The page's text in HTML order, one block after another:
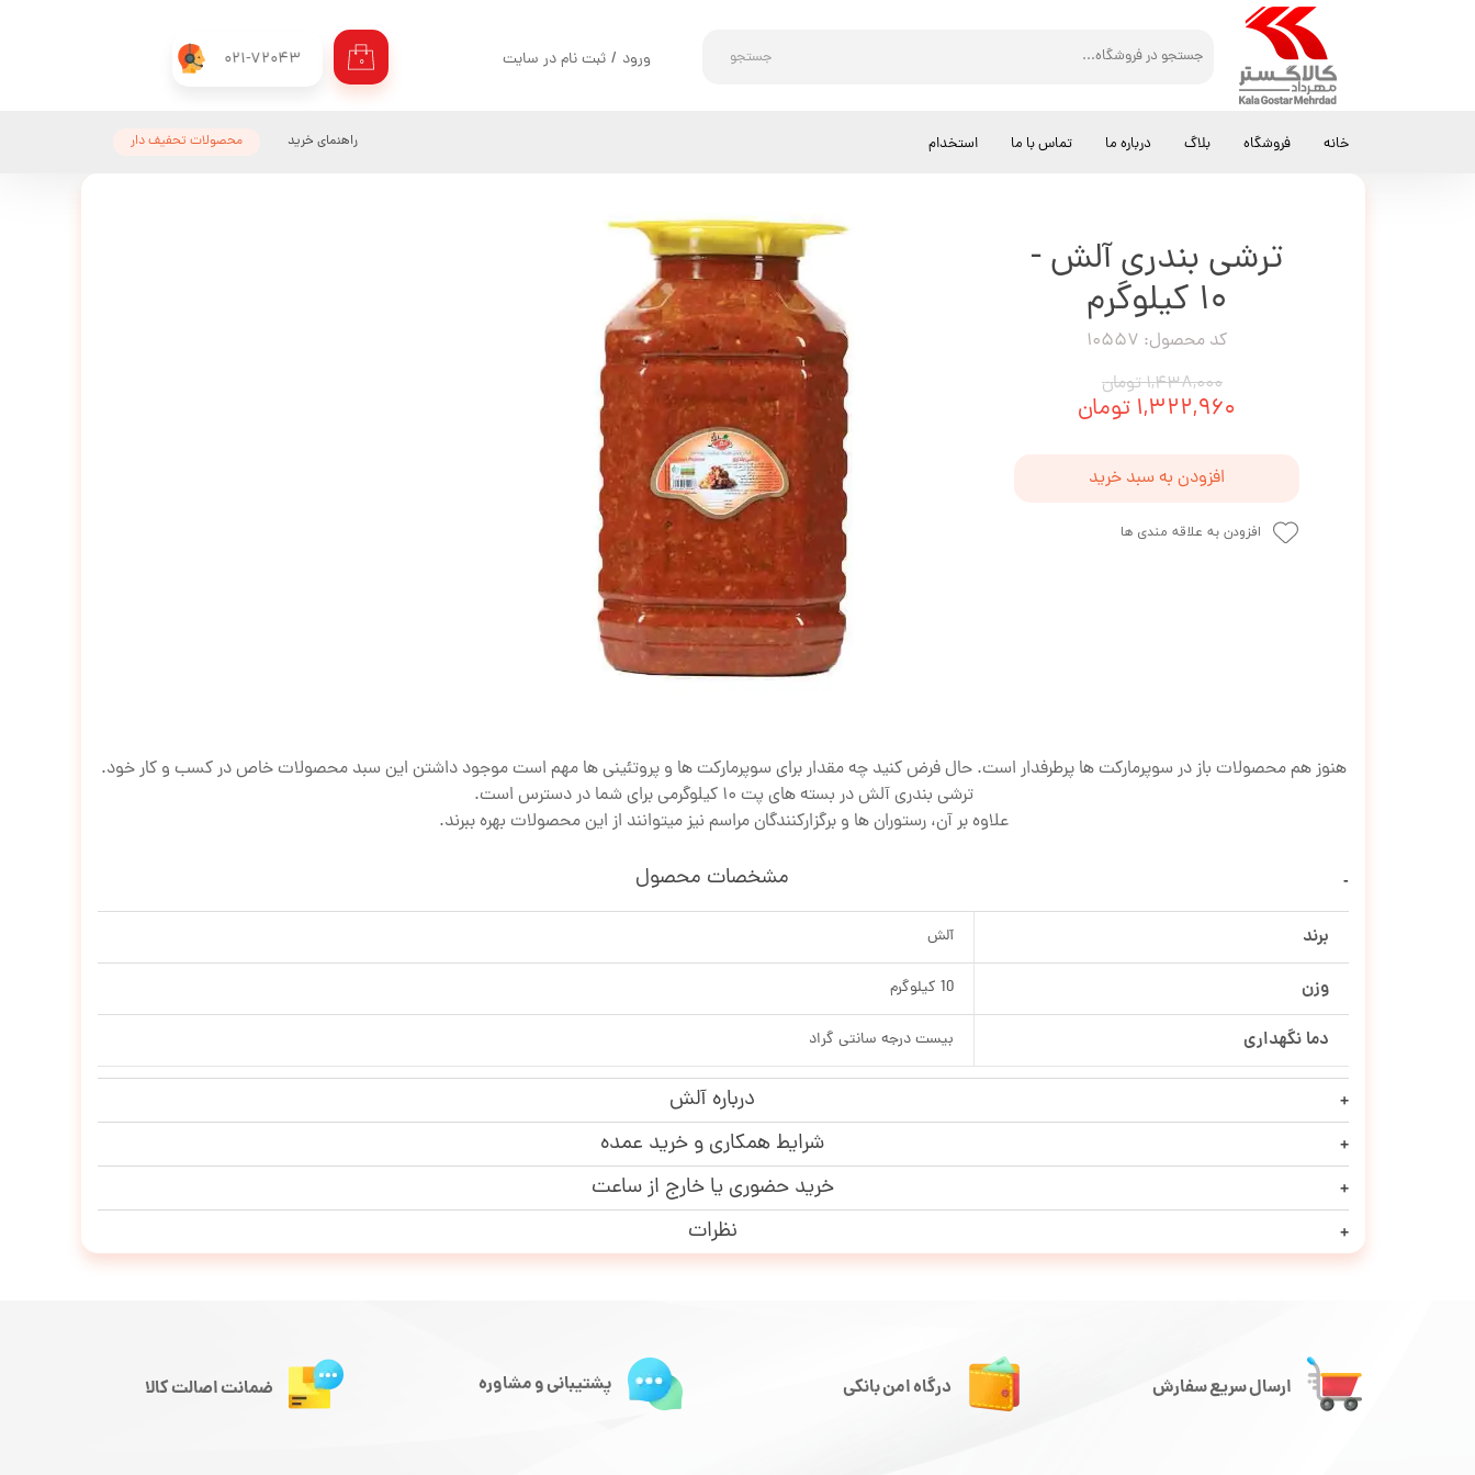
021-72043 جستجو ۰ ورود / ثبت نام در سایت
خروج از حساب کاربری
خانه فروشگاه بلاگ درباره ما تماس با ما استخدام محصولات تحفیف دار راهنمای خرید کالاگستر مهرداد ترشی و شور ترشی بندری آلش - 10 کیلوگرم
ترشی بندری آلش -
10 کیلوگرم
کد محصول: 10557
۱,۴۳۸,۰۰۰ تومان
۱,۳۲۲,۹۶۰ تومان
افزودن به سبد خرید
افزودن به علاقه مندی ها
هنوز هم محصولات باز در سوپرمارکت ها پرطرفدار است. حال فرض کنید چه مقدار برای سوپرمارکت ها و پروتئینی ها مهم است موجود داشتن این سبد محصولات خاص در کسب و کار خود.
ترشی بندری آلش در بسته های پت 10 کیلوگرمی برای شما در دسترس است.
علاوه بر آن، رستوران ها و برگزارکنندگان مراسم نیز میتوانند از این محصولات بهره ببرند.
مشخصات محصول
برند آلش
وزن 10 کیلوگرم
دما نگهداری بیست درجه سانتی گراد
درباره آلش
شرایط همکاری و خرید عمده
خرید حضوری یا خارج از ساعت
نظرات
ارسال سریع سفارش درگاه امن بانکی پشتیبانی و مشاوره ضمانت اصالت کالا